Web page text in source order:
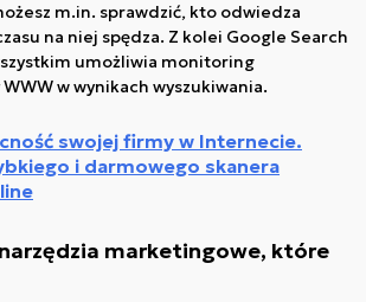
m.in. sprawdzić, kto odwiedza
na niej spędza. Z kolei Google Search
umożliwia monitoring
w wynikach wyszukiwania.
swojej firmy w Internecie.
i darmowego skanera
marketingowe, które